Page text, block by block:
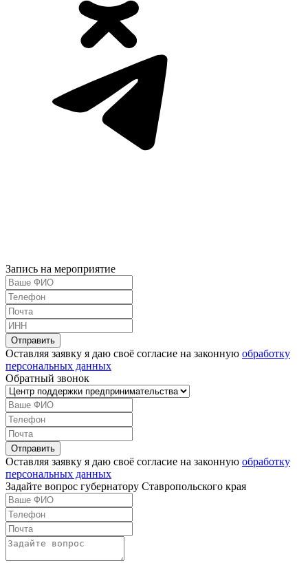
Запись на мероприятие
Оставляя заявку я даю своё согласие на законную обработку
персональных данных
Обратный звонок
Оставляя заявку я даю своё согласие на законную обработку
персональных данных
Задайте вопрос губернатору Ставропольского края